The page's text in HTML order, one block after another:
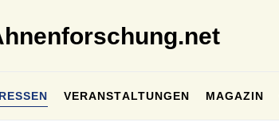
VERANSTALTUNGEN MAGAZIN